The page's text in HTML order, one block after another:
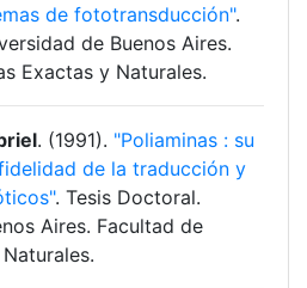
de fototransducción".
de Buenos Aires.
Exactas y Naturales.
. (1991). "Poliaminas : su
de la traducción y
. Tesis Doctoral.
Aires. Facultad de